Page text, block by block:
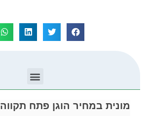
מונית במחיר הוגן פתח תקווה